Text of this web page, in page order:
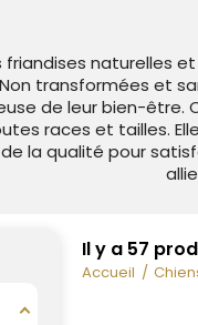
naturelles
transformées et
de leur bien-être.
races et tailles.
la qualité pour
Il y a 57
Accueil